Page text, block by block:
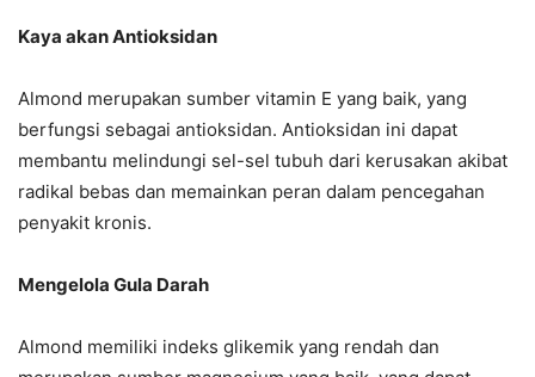
Kaya akan Antioksidan
Almond merupakan sumber vitamin E yang baik, yang
berfungsi sebagai antioksidan. Antioksidan ini dapat
membantu melindungi sel-sel tubuh dari kerusakan akibat
radikal bebas dan memainkan peran dalam pencegahan
penyakit kronis.
Mengelola Gula Darah
Almond memiliki indeks glikemik yang rendah dan